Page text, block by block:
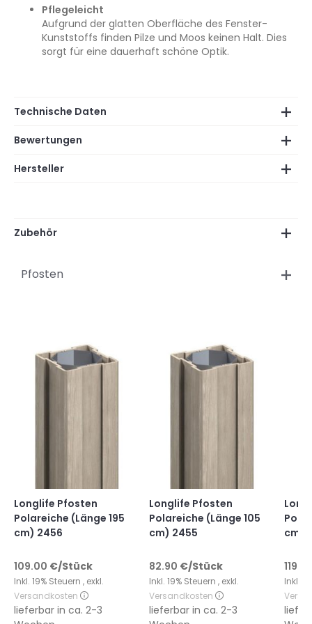
Pflegeleicht
Aufgrund der glatten Oberfläche des Fenster-
Kunststoffs finden Pilze und Moos keinen Halt. Dies
sorgt für eine dauerhaft schöne Optik.
Technische Daten
Bewertungen
Hersteller
Zubehör
Pfosten
Longlife Pfosten
Polareiche (Länge 195
cm) 2456
109.00 €/Stück
Inkl. 19% Steuern , exkl.
Versandkosten
lieferbar in ca. 2-3
Longlife Pfosten
Polareiche (Länge 105
cm) 2455
82.90 €/Stück
Inkl. 19% Steuern , exkl.
Versandkosten
lieferbar in ca. 2-3
cm)
Inkl.